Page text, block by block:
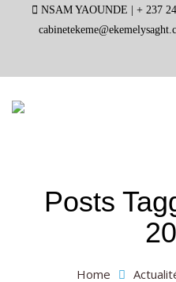
NSAM YAOUNDE | + 237
Posts
Home